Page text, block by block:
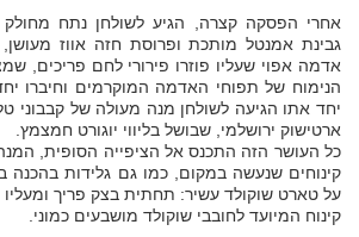
אחרי הפסקה קצרה, הגיע לשולחן נתח מחולק
גבינת אמנטל מותכת ופרוסת חזה אווז
אדמה אפוי שעליו פוזרו פירורי לחם פריכים,
הנימוח של תפוחי האדמה המוקרמים וחיברו
יחד אתו הגיעה לשולחן מנה מעולה של קבבוני
ארטישוק ירושלמי, שבושל בליווי יוגורט חמצמץ.
כל העושר הזה התכנס אל הציפייה הסופית,
קינוחים שנעשה במקום, כמו גם גלידות בהכנה
על טארט שוקולד עשיר: תחתית בצק פריך
קינוח המיועד לחובבי שוקולד מושבעים כמוני.